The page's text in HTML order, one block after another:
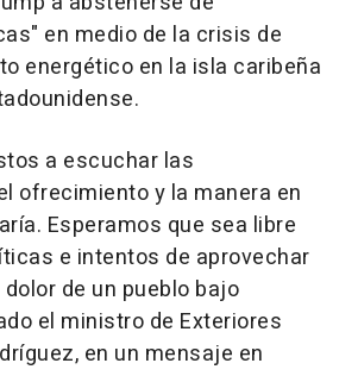
en medio de la crisis de
energético en la isla caribeña
a escuchar las
ofrecimiento y la manera en
Esperamos que sea libre
e intentos de aprovechar
de un pueblo bajo
el ministro de Exteriores
en un mensaje en